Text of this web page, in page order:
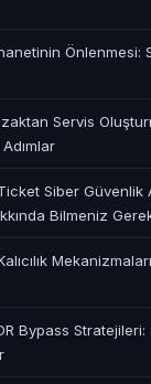
Önlenmesi:
Servis
Siber Güvenlik
Bilmeniz
Bypass